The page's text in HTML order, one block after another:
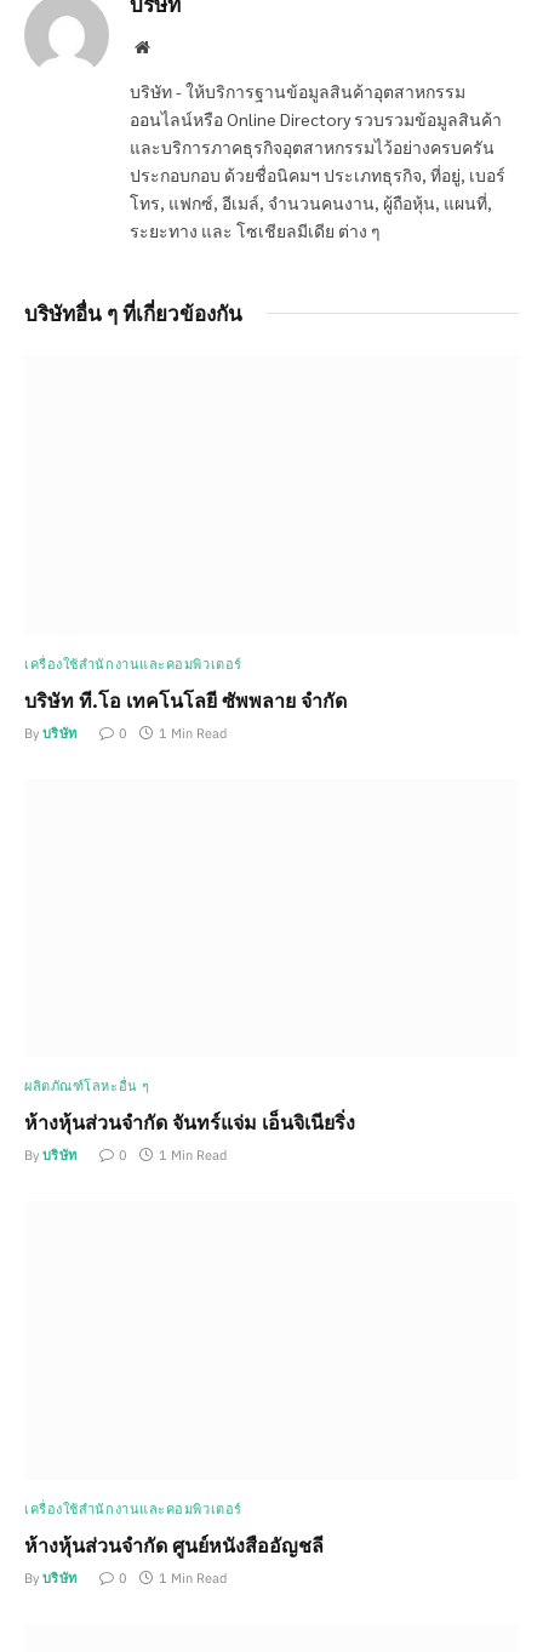
Website
บริษัท - ให้บริการฐานข้อมูลสินค้าอุตสาหกรรม
ออนไลน์หรือ Online Directory รวบรวมข้อมูลสินค้า
และบริการภาคธุรกิจอุตสาหกรรมไว้อย่างครบครัน
ประกอบกอบ ด้วยชื่อนิคมฯ ประเภทธุรกิจ, ที่อยู่, เบอร์
โทร, แฟกซ์, อีเมล์, จำนวนคนงาน, ผู้ถือหุ้น, แผนที่,
ระยะทาง และ โซเชียลมีเดีย ต่าง ๆ
บริษัทอื่น ๆ ที่เกี่ยวข้องกัน
เครื่องใช้สำนักงานและคอมพิวเตอร์
บริษัท ที.โอ เทคโนโลยี ซัพพลาย จำกัด
By บริษัท 0 1 Min Read
ผลิตภัณฑ์โลหะอื่น ๆ
ห้างหุ้นส่วนจำกัด จันทร์แจ่ม เอ็นจิเนียริ่ง
By บริษัท 0 1 Min Read
เครื่องใช้สำนักงานและคอมพิวเตอร์
ห้างหุ้นส่วนจำกัด ศูนย์หนังสืออัญชลี
By บริษัท 0 1 Min Read